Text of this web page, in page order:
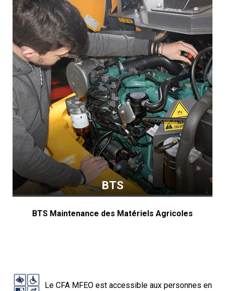
BTS
BTS Maintenance des Matériels Agricoles
Le CFA MFEO est accessible aux personnes en